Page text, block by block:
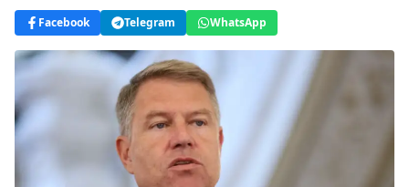
Facebook Telegram WhatsApp